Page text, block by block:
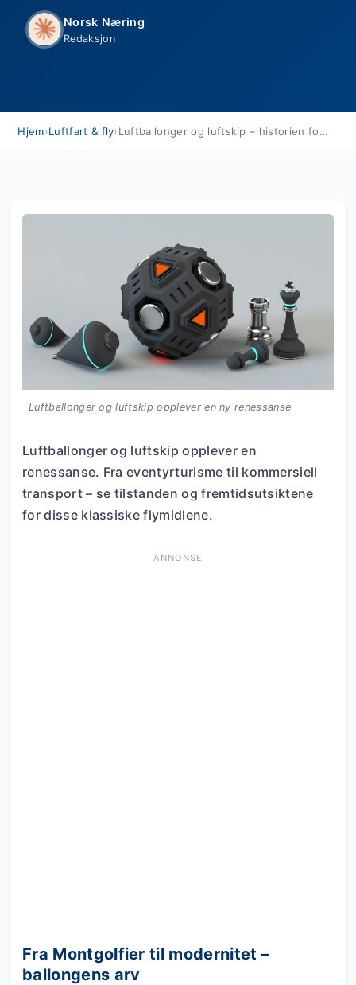
Norsk Næring
Redaksjon
Hjem›Luftfart & fly› Luftballonger og luftskip – historien fortsetter
Luftballonger og luftskip opplever en ny renessanse
Luftballonger og luftskip opplever en
renessanse. Fra eventyrturisme til kommersiell
transport – se tilstanden og fremtidsutsiktene
for disse klassiske flymidlene.
ANNONSE
Fra Montgolfier til modernitet –
ballongens arv